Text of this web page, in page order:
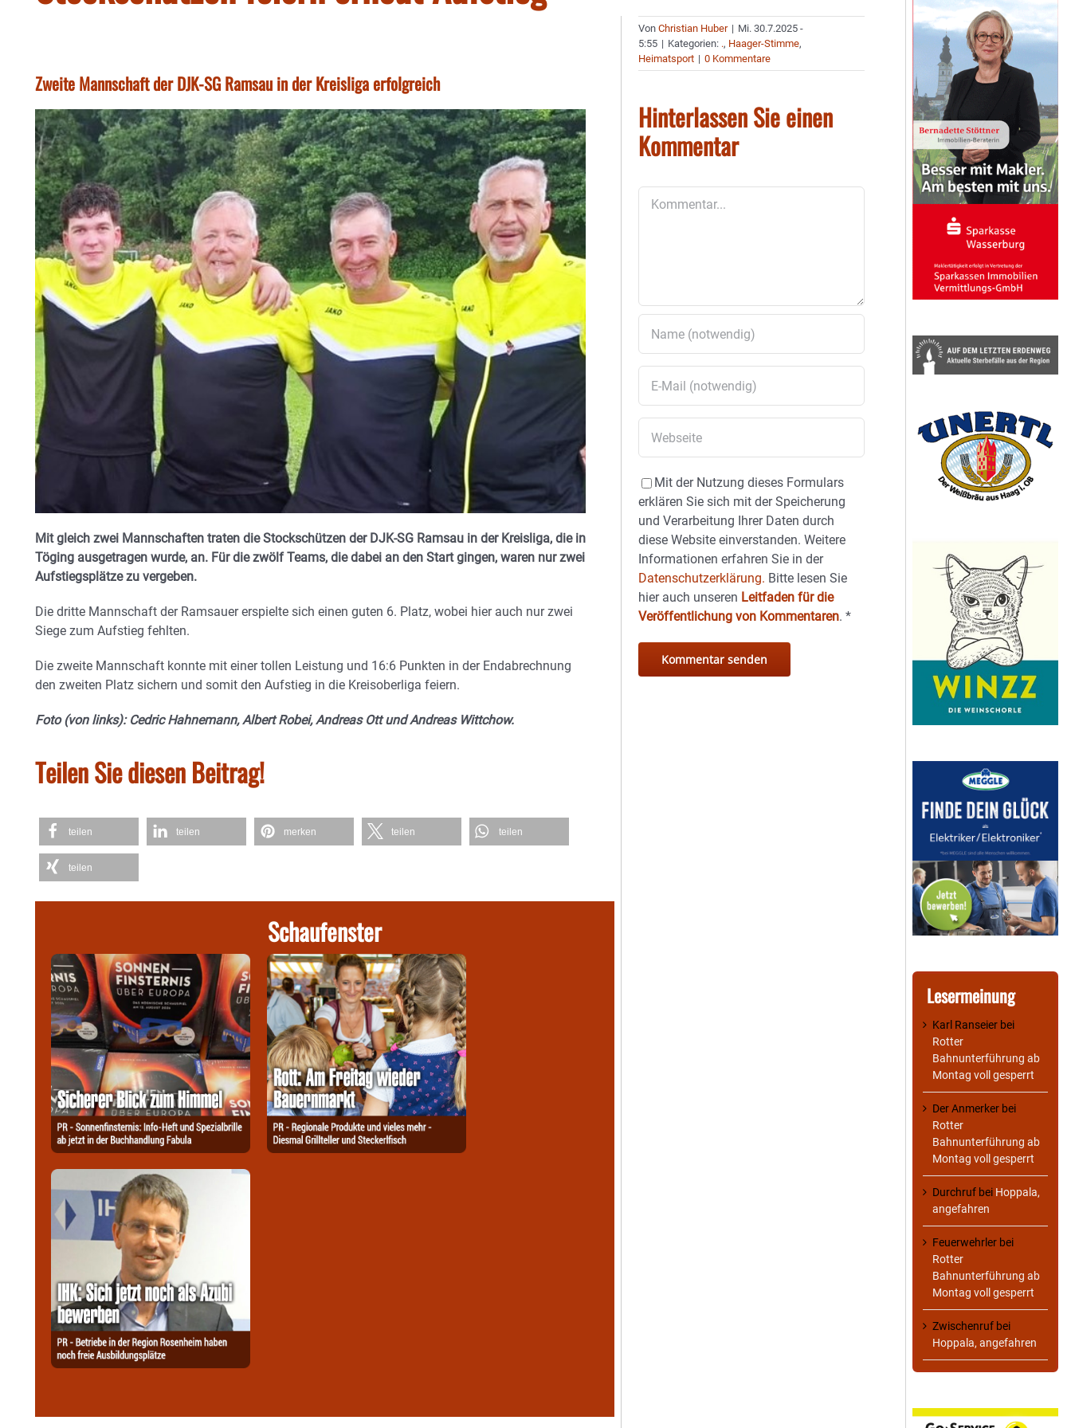
Zweite Mannschaft der DJK-SG Ramsau in der Kreisliga erfolgreich
Mit gleich zwei Mannschaften traten die Stockschützen der DJK-SG Ramsau in der Kreisliga, die in
Töging ausgetragen wurde, an. Für die zwölf Teams, die dabei an den Start gingen, waren nur zwei
Aufstiegsplätze zu vergeben.
Die dritte Mannschaft der Ramsauer erspielte sich einen guten 6. Platz, wobei hier auch nur zwei
Siege zum Aufstieg fehlten.
Die zweite Mannschaft konnte mit einer tollen Leistung und 16:6 Punkten in der Endabrechnung
den zweiten Platz sichern und somit den Aufstieg in die Kreisoberliga feiern.
Foto (von links): Cedric Hahnemann, Albert Robei, Andreas Ott und Andreas Wittchow.
Teilen Sie diesen Beitrag!
teilen teilen merken teilen teilen
teilen
Schaufenster
VonChristian Huber | Mi. 30.7.2025 -
5:55 | Kategorien: ., Haager-Stimme,
Heimatsport | 0 Kommentare
Hinterlassen Sie einen
Kommentar
Mit der Nutzung dieses Formulars
erklären Sie sich mit der Speicherung
und Verarbeitung Ihrer Daten durch
diese Website einverstanden. Weitere
Informationen erfahren Sie in der
Datenschutzerklärung. Bitte lesen Sie
hier auch unseren Leitfaden für die
Veröffentlichung von Kommentaren.*
Lesermeinung
Karl Ranseier bei
Rotter
Bahnunterführung ab
Montag voll gesperrt
Der Anmerker bei
Rotter
Bahnunterführung ab
Montag voll gesperrt
Durchruf bei Hoppala,
angefahren
Feuerwehrler bei
Rotter
Bahnunterführung ab
Montag voll gesperrt
Zwischenruf bei
Hoppala, angefahren